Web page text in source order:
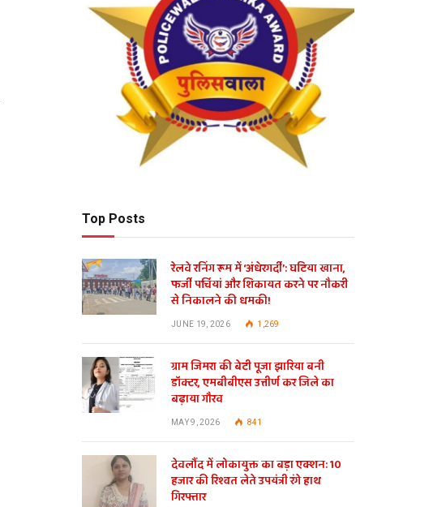
Top Posts
रेलवे रनिंग रूम में ‘अंधेरगर्दी’: घटिया खाना,
फर्जी पर्चियां और शिकायत करने पर नौकरी
से निकालने की धमकी!
JUNE 19, 2026 1,269
ग्राम जिमरा की बेटी पूजा झारिया बनी
डॉक्टर, एमबीबीएस उत्तीर्ण कर जिले का
बढ़ाया गौरव
MAY 9, 2026 841
देवलौंद में लोकायुक्त का बड़ा एक्शन: 10
हजार की रिश्वत लेते उपयंत्री रंगे हाथ
गिरफ्तार